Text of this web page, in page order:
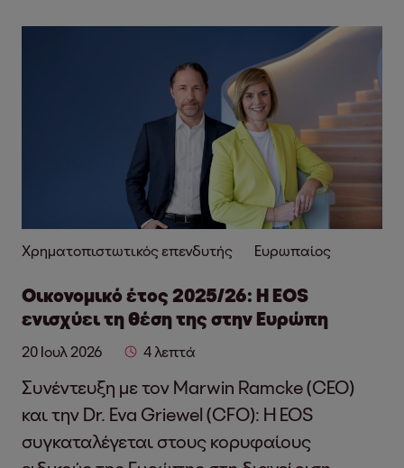
Χρηματοπιστωτικός επενδυτής Ευρωπαίος
Οικονομικό έτος 2025/26: Η EOS
ενισχύει τη θέση της στην Ευρώπη
20 Ιουλ 2026 4 λεπτά
Συνέντευξη με τον Marwin Ramcke (CEO)
και την Dr. Eva Griewel (CFO): Η EOS
συγκαταλέγεται στους κορυφαίους